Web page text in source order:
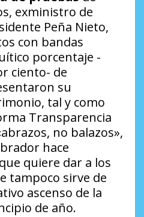
exministro de
Peña Nieto,
con bandas
porcentaje -
ciento- de
su
tal y como
Transparencia
no balazos»,
hace
quiere dar a los
tampoco sirve de
ascenso de la
de año.